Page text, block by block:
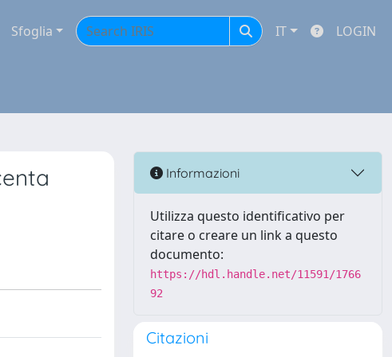
Sfoglia IT LOGIN
Informazioni
Utilizza questo identificativo per
citare o creare un link a questo
documento:
https://hdl.handle.net/11591/1766
92
Citazioni